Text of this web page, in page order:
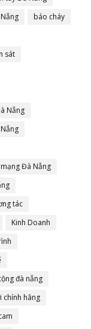
báo cháy
sát
Nẵng
Đà Nẵng
tác
Kinh Doanh
đà nẵng
chính hãng